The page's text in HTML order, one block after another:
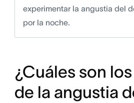
experimentar la angustia del
por la noche.
¿Cuáles son
de la angustia